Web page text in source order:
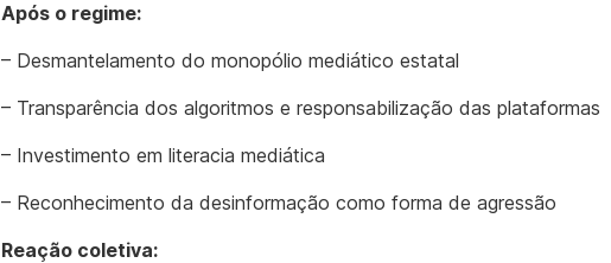
Após o regime:
– Desmantelamento do monopólio mediático estatal
– Transparência dos algoritmos e responsabilização das plataformas
– Investimento em literacia mediática
– Reconhecimento da desinformação como forma de agressão
Reação coletiva: